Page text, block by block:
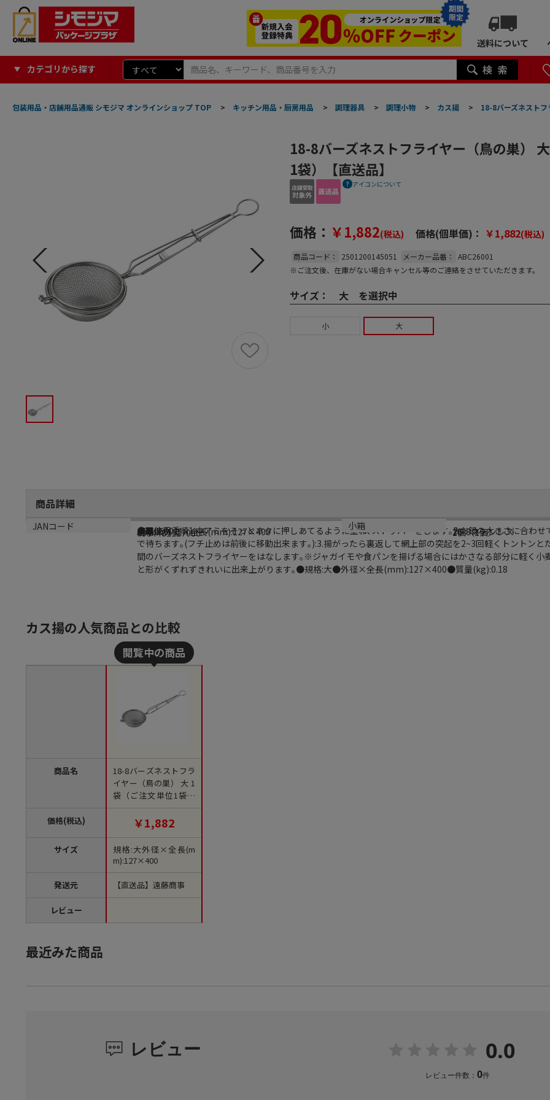
期間
限定
送料について
カテゴリから探す
包装用品・店舗用品通販 シモジマ オンラインショップ TOP > キッチン用品・厨房用品 > 調理器具 > 調理小物 > カス揚 > 18-8バーズネストフ
18-8バーズネストフライヤー（鳥の巣）
1袋）【直送品】
アイコンについて
価格： ￥1,882(税込) 価格(個単価)： ￥1,882(税込)
商品コード： 2501200145051 メーカー品番：
ABC26001
※ご注文後、在庫がない場合キャンセル等のご連絡をさせていただきます。
サイズ： 大 を選択中
小 大
商品詳細
商品説明
●■使用手順1.中アミをそっとネタに押しあてるように重ね､ストッパーをします｡2.お鍋の大きさに合わせ
で待ちます｡(フチ止めは前後に移動出来ます｡):3.揚がったら裏返して網上部の突起を2~3回軽くトントンと
間のバーズネストフライヤーをはなします｡※ジャガイモや食パンを揚げる場合にはかさなる部分に軽く小
と形がくずれずきれいに出来上がります｡●規格:大●外径×全長(mm):127×400●質量(kg):0.18
メーカー品番
ABC26001
規格
大
サイズ
規格:大外径×全長(mm):127×400
材質
18-8ステンレス
生産国
日本
小箱
1個（1個）
JANコード
4934481117086
カス揚の人気商品との比較
商品名
価格(税込)
サイズ
発送元
レビュー
18-8バーズネストフラ
イヤー（鳥の巣） 大 1
袋（ご注文単位1袋）
【直送品】
￥1,882
規格:大外径×全長(m
m):127×400
【直送品】遠藤商事
最近みた商品
レビュー 0.0
レビュー件数： 0件